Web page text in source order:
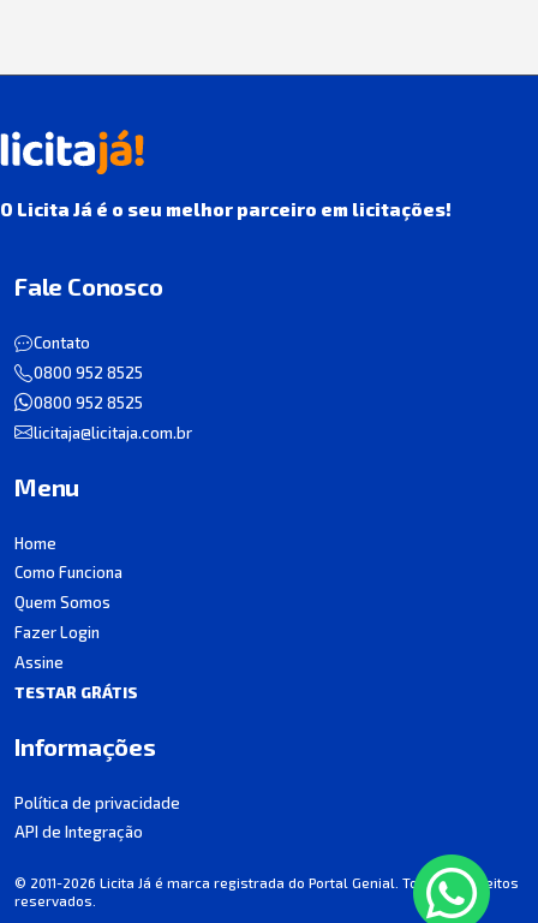
O Licita Já é o seu melhor parceiro em licitações!
Fale Conosco
Contato
0800 952 8525
0800 952 8525
licitaja@licitaja.com.br
Menu
Home
Como Funciona
Quem Somos
Fazer Login
Assine
TESTAR GRÁTIS
Informações
Política de privacidade
API de Integração
© 2011-2026 Licita Já é marca registrada do Portal Genial. Todos os direitos
reservados.